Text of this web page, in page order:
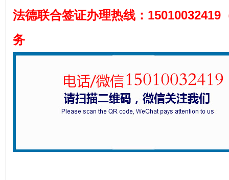
法德联合签证办理热线：15010032419
务